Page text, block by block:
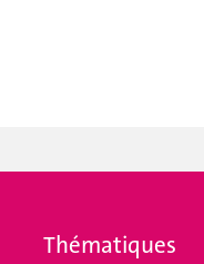
Thématiques